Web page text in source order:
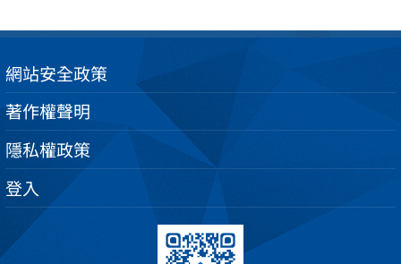
網站安全政策
著作權聲明
隱私權政策
登入